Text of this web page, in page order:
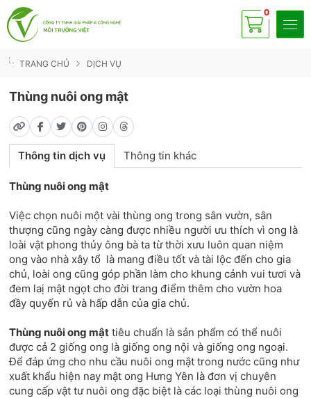
Có 0
sp
TRANG CHỦ DỊCH VỤ
Thùng nuôi ong mật
Thông tin dịch vụ Thông tin khác
Thùng nuôi ong mật
Việc chọn nuôi một vài thùng ong trong sân vườn, sân
thượng cũng ngày càng được nhiều người ưu thích vì ong là
loài vật phong thủy ông bà ta từ thời xưu luôn quan niệm
ong vào nhà xây tổ là mang điều tốt và tài lộc đến cho gia
chủ, loài ong cũng góp phần làm cho khung cảnh vui tươi và
đem laị mật ngọt cho đời trang điểm thêm cho vườn hoa
đầy quyến rủ và hấp dẫn của gia chủ.
Thùng nuôi ong mật tiêu chuẩn là sản phẩm có thể nuôi
được cả 2 giống ong là giống ong nội và giống ong ngoại.
Để đáp ứng cho nhu cầu nuôi ong mật trong nước cũng như
xuất khẩu hiện nay mật ong Hưng Yên là đơn vị chuyên
cung cấp vật tư nuôi ong đặc biệt là các loại thùng nuôi ong